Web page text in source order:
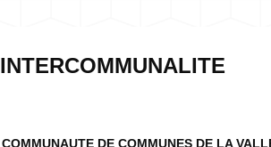
INTERCOMMUNALITE
COMMUNAUTE DE COMMUNES DE LA